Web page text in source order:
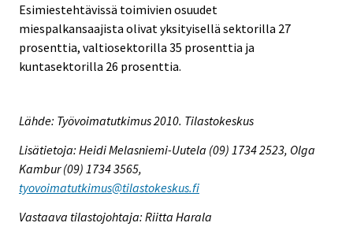
Esimiestehtävissä toimivien osuudet
miespalkansaajista olivat yksityisellä sektorilla 27
prosenttia, valtiosektorilla 35 prosenttia ja
kuntasektorilla 26 prosenttia.
Lähde: Työvoimatutkimus 2010. Tilastokeskus
Lisätietoja: Heidi Melasniemi-Uutela (09) 1734 2523, Olga
Kambur (09) 1734 3565,
tyovoimatutkimus@tilastokeskus.fi
Vastaava tilastojohtaja: Riitta Harala